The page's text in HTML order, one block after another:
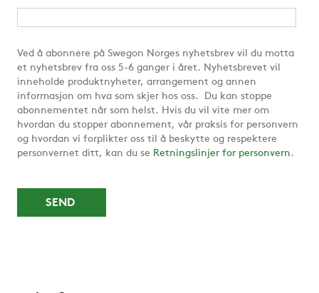
Ved å abonnere på Swegon Norges nyhetsbrev vil du motta
et nyhetsbrev fra oss 5-6 ganger i året. Nyhetsbrevet vil
inneholde produktnyheter, arrangement og annen
informasjon om hva som skjer hos oss. Du kan stoppe
abonnementet når som helst. Hvis du vil vite mer om
hvordan du stopper abonnement, vår praksis for personvern
og hvordan vi forplikter oss til å beskytte og respektere
personvernet ditt, kan du se Retningslinjer for personvern.